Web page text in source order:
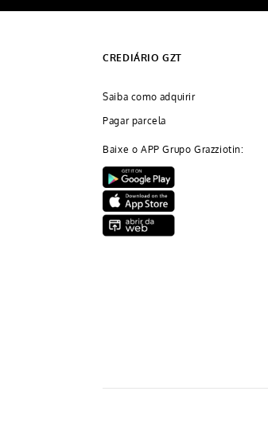
CREDIÁRIO GZT
Saiba como adquirir
Pagar parcela
Baixe o APP Grupo Grazziotin: